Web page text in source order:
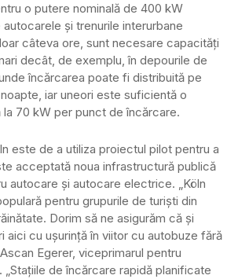
o putere nominală de 400 kW
și trenurile interurbane
câteva ore, sunt necesare capacități
decât, de exemplu, în depourile de
încărcarea poate fi distribuită pe
iar uneori este suficientă o
70 kW per punct de încărcare.
este de a utiliza proiectul pilot pentru a
acceptată noua infrastructură publică
autocare și autocare electrice. „Köln
pentru grupurile de turiști din
Dorim să ne asigurăm că și
aici cu ușurință în viitor cu autobuze fără
Egerer, viceprimarul pentru
„Stațiile de încărcare rapidă planificate